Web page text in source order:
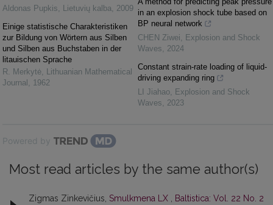
Aldonas Pupkis
Lietuvių kalba
2009
Einige statistische Charakteristiken
zur Bildung von Wörtern aus Silben
und Silben aus Buchstaben in der
litauischen Sprache
R. Merkytė Lithuanian Mathematical
Journal
1962
in an explosion shock tube based on
BP neural network
CHEN Ziwei
Explosion and Shock
Waves
2024
Constant strain-rate loading of liquid-
driving expanding ring
LI Jiahao Explosion and Shock
Waves
2023
Powered by
Most read articles by the same author(s)
Zigmas Zinkevičius, Smulkmena LX
Baltistica: Vol. 22 No. 2